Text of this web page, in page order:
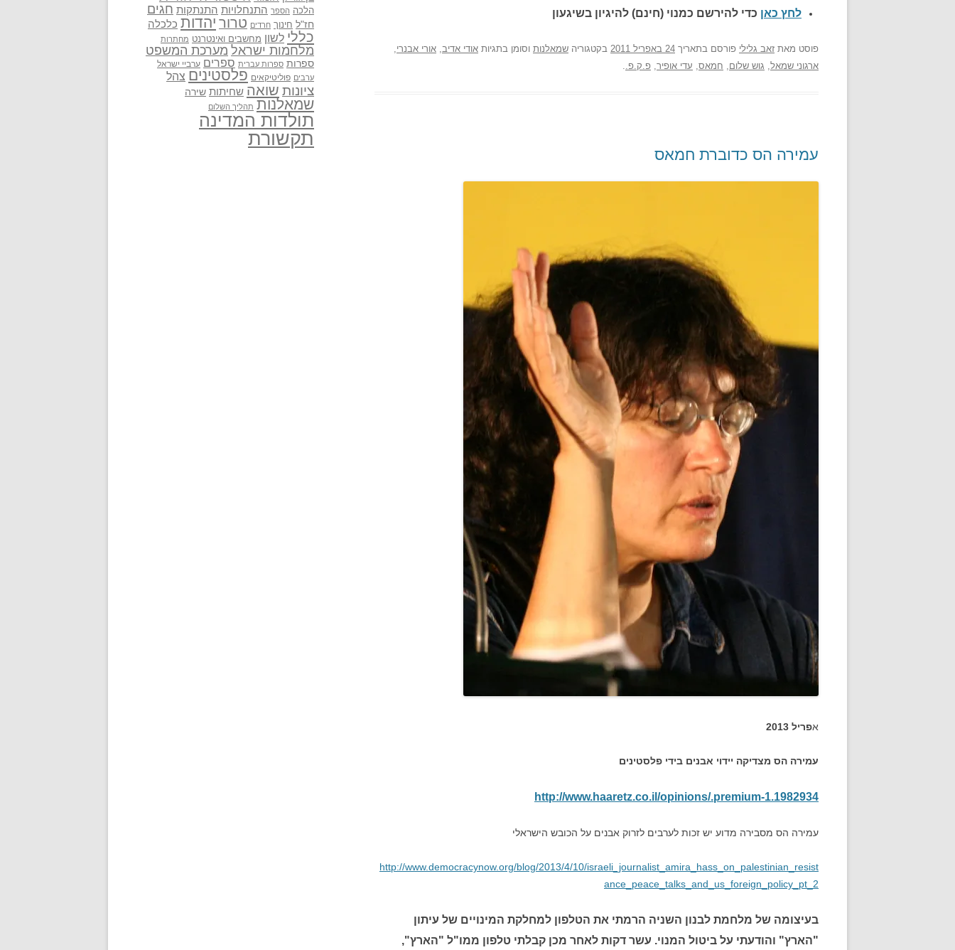
לחץ כאן כדי להירשם כמנוי (חינם) להיגיון בשיגעון
פוסט מאת זאב גלילי פורסם בתאריך 24 באפריל 2011 בקטגוריה שמאלנות וסומן בתגיות אודי אדיב, אורי אבנרי,
ארגוני שמאל, גוש שלום, חמאס, עדי אופיר, פ.ק.פ..
עמירה הס כדוברת חמאס
אפריל 2013
עמירה הס מצדיקה יידוי אבנים בידי פלסטינים
http://www.haaretz.co.il/opinions/.premium-1.1982934
עמירה הס מסבירה מדוע יש זכות לערבים לזרוק אבנים על הכובש הישראלי
http://www.democracynow.org/blog/2013/4/10/israeli_journalist_amira_hass_on_palestinian_resist
ance_peace_talks_and_us_foreign_policy_pt_2
בעיצומה של מלחמת לבנון השניה הרמתי את הטלפון למחלקת המינויים של עיתון
"הארץ" והודעתי על ביטול המנוי. עשר דקות לאחר מכן קבלתי טלפון ממו"ל "הארץ",
הלכה הספר התנחלויות התנתקות חגים
חז"ל חינוך חרדים טרור יהדות כלכלה
כללי לשון מחשבים ואינטרנט מחתרות
מלחמות ישראל מערכת המשפט
ספרות ספרות עברית ספרים ערביי ישראל
ערבים פוליטיקאים פלסטינים צהל
ציונות שואה שחיתות שירה
שמאלנות תהליך השלום
תולדות המדינה
תקשורת